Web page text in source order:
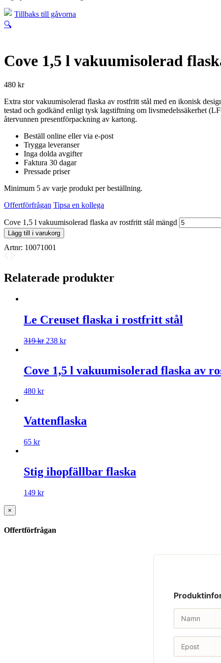
Tillbaks till gåvorna
🔍
Cove 1,5 l vakuumisolerad
480 kr
Extra stor vakuumisolerad flaska av rostfritt stål med en ikonisk
testad och godkänd enligt tysk lagstiftning om livsmedelssäkerhet
återvunnen presentförpackning av kartong.
Beställ online eller via e-post
Trygga leveranser
Inga dolda avgifter
Faktura 30 dagar
Pressade priser
Minimum 5 av varje produkt per beställning.
Offertförfrågan Tipsa en kollega
Cove 1,5 l vakuumisolerad flaska av rostfritt stål mängd
Lägg till i varukorg
Artnr: 10071001
Relaterade produkter
Le Creuset flaska i rostfritt stål
319kr 238 kr
Cove 1,5 l vakuumisolerad flaska av
480 kr
Vattenflaska
65 kr
Stig ihopfällbar flaska
149 kr
×
Offertförfrågan